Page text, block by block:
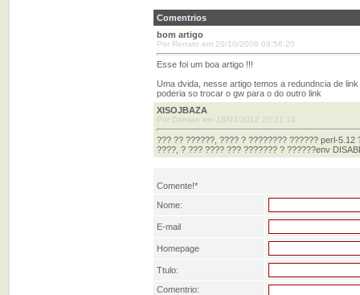
Comentrios
bom artigo
Por Renato em 20/10/2008 09:56:20
Esse foi um boa artigo !!!
Uma dvida, nesse artigo temos a redundncia de
poderia so trocar o gw para o do outro link
XISOJBAZA
Por Damian em 18/03/2012 20:21:19
??? ?? ??????, ???? ? ???????? ?????? perl-
????, ? ??? ???? ??? ??????? ? ??????env
Comente!*
Nome:
E-mail
Homepage
Ttulo:
Comentrio: